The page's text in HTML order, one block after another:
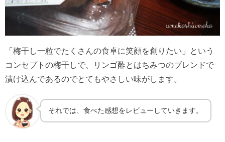
「梅干し一粒でたくさんの食卓に笑顔を創りたい」という
コンセプトの梅干しで、リンゴ酢とはちみつのブレンドで
漬け込んであるのでとてもやさしい味がします。
それでは、食べた感想をレビューしていきます。